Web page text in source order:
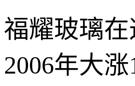
福耀玻璃
2006年大